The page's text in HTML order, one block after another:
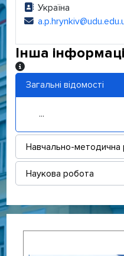
Адреса:
Україна
Електронна адреса:
Інша
Інша інформація
Загальні відомості
...
Навчально-методична
Наукова робота